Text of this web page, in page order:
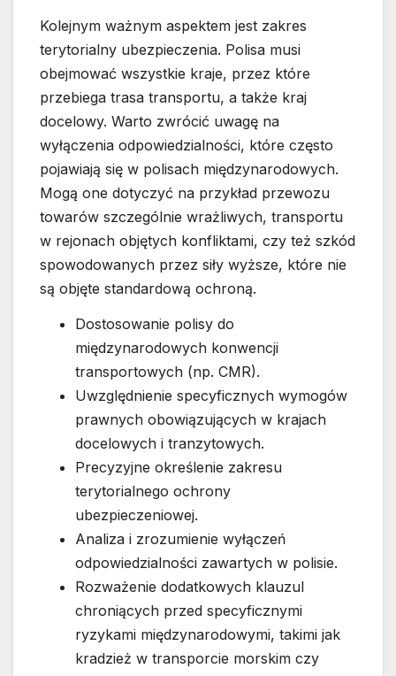
Kolejnym ważnym aspektem jest zakres
terytorialny ubezpieczenia. Polisa musi
obejmować wszystkie kraje, przez które
przebiega trasa transportu, a także kraj
docelowy. Warto zwrócić uwagę na
wyłączenia odpowiedzialności, które często
pojawiają się w polisach międzynarodowych.
Mogą one dotyczyć na przykład przewozu
towarów szczególnie wrażliwych, transportu
w rejonach objętych konfliktami, czy też szkód
spowodowanych przez siły wyższe, które nie
są objęte standardową ochroną.
Dostosowanie polisy do
międzynarodowych konwencji
transportowych (np. CMR).
Uwzględnienie specyficznych wymogów
prawnych obowiązujących w krajach
docelowych i tranzytowych.
Precyzyjne określenie zakresu
terytorialnego ochrony
ubezpieczeniowej.
Analiza i zrozumienie wyłączeń
odpowiedzialności zawartych w polisie.
Rozważenie dodatkowych klauzul
chroniących przed specyficznymi
ryzykami międzynarodowymi, takimi jak
kradzież w transporcie morskim czy